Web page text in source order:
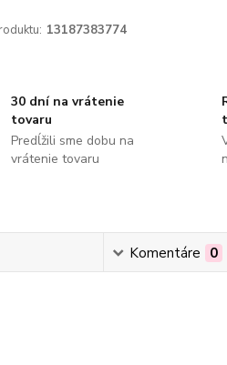
13187383774
30 dní na vrátenie
tovaru
Predĺžili sme dobu na
vrátenie tovaru
Komentáre 0